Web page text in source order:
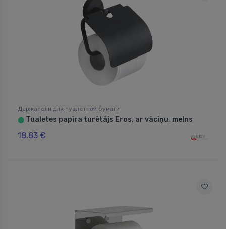
Держатели для туалетной бумаги
⬤ Tualetes papīra turētājs Eros, ar vāciņu, melns
18.83 €